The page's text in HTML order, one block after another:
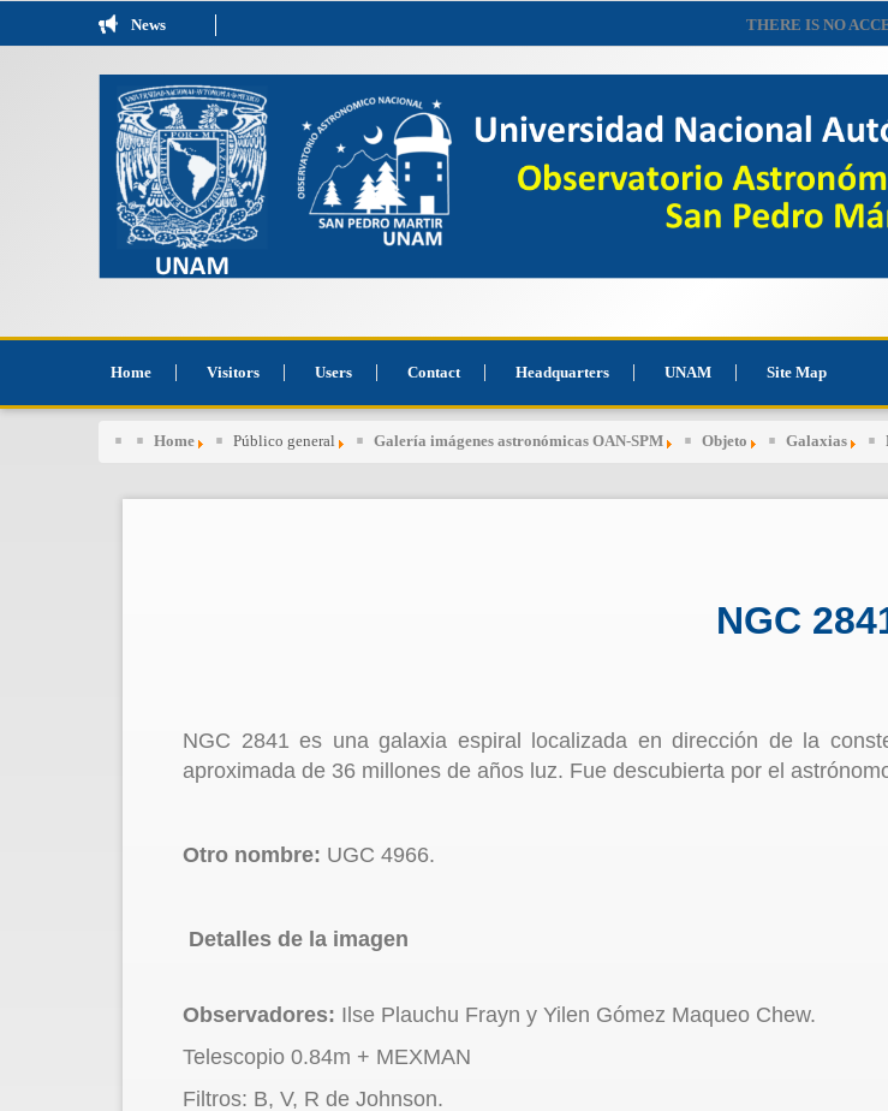
News THERE IS NO ACCESS
Home Visitors Users Contact Headquarters UNAM Site Map
Home Público general Galería imágenes astronómicas OAN-SPM Objeto Galaxias
NGC
NGC 2841 es una galaxia espiral localizada en dirección de la
aproximada de 36 millones de años luz. Fue descubierta por el
Otro nombre: UGC 4966.
Detalles de la imagen
Observadores: Ilse Plauchu Frayn y Yilen Gómez Maqueo Chew.
Telescopio 0.84m + MEXMAN
Filtros: B, V, R de Johnson.